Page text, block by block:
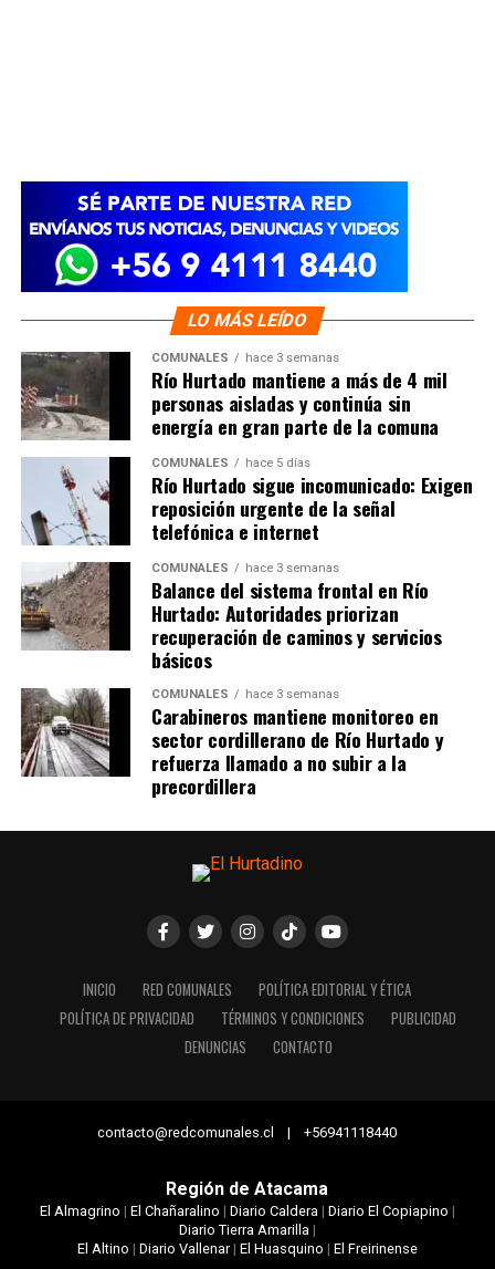
LO MÁS LEÍDO
COMUNALES hace 3 semanas
Río Hurtado mantiene a más de 4 mil
personas aisladas y continúa sin
energía en gran parte de la comuna
COMUNALES hace 5 días
Río Hurtado sigue incomunicado: Exigen
reposición urgente de la señal
telefónica e internet
COMUNALES hace 3 semanas
Balance del sistema frontal en Río
Hurtado: Autoridades priorizan
recuperación de caminos y servicios
básicos
COMUNALES hace 3 semanas
Carabineros mantiene monitoreo en
sector cordillerano de Río Hurtado y
refuerza llamado a no subir a la
precordillera
INICIO RED COMUNALES
POLÍTICA EDITORIAL Y ÉTICA
POLÍTICA DE PRIVACIDAD
TÉRMINOS Y CONDICIONES
PUBLICIDAD
DENUNCIAS
CONTACTO
contacto@redcomunales.cl | +56941118440
Región de Atacama
El Almagrino | El Chañaralino | Diario Caldera | Diario El Copiapino |
Diario Tierra Amarilla |
El Altino | Diario Vallenar| El Huasquino | El Freirinense